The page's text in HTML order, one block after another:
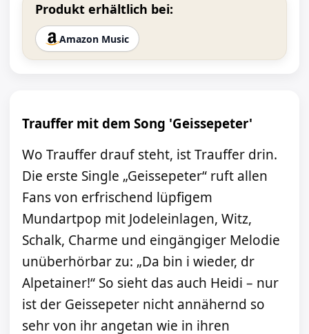
Produkt erhältlich bei:
Amazon Music
Trauffer mit dem Song 'Geissepeter'
Wo Trauffer drauf steht, ist Trauffer drin.
Die erste Single „Geissepeter“ ruft allen
Fans von erfrischend lüpfigem
Mundartpop mit Jodeleinlagen, Witz,
Schalk, Charme und eingängiger Melodie
unüberhörbar zu: „Da bin i wieder, dr
Alpetainer!“ So sieht das auch Heidi – nur
ist der Geissepeter nicht annähernd so
sehr von ihr angetan wie in ihren